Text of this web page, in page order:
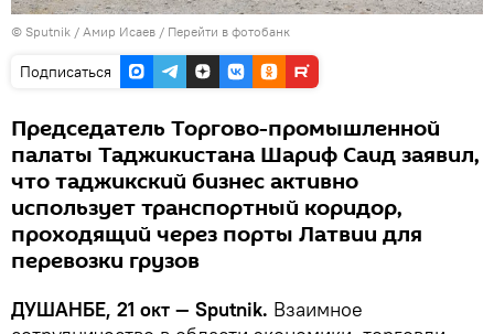
© Sputnik / Амир Исаев / Перейти в фотобанк
Подписаться
Председатель Торгово-промышленной
палаты Таджикистана Шариф Саид заявил,
что таджикский бизнес активно
использует транспортный коридор,
проходящий через порты Латвии для
перевозки грузов
ДУШАНБЕ, 21 окт — Sputnik. Взаимное